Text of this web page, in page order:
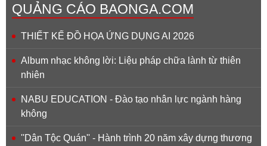
QUẢNG CÁO BAONGA.COM
THIẾT KẾ ĐỒ HỌA ỨNG DỤNG AI 2026
Album nhạc không lời: Liệu pháp chữa lành từ thiên
nhiên
NABU EDUCATION - Đào tạo nhân lực ngành hàng
không
''Dân Tộc Quán'' - Hành trình 20 năm xây dựng thương